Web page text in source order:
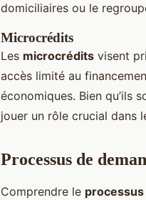
domiciliaires ou le
Microcrédits
Les microcrédits visent
accès limité au
économiques. Bien qu’ils
jouer un rôle crucial dans
Processus de
Comprendre le